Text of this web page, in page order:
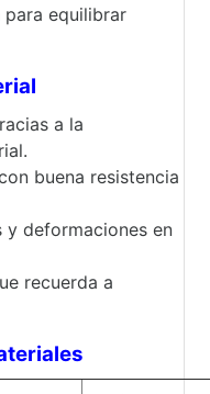
para equilibrar
a la
buena resistencia
y deformaciones en
recuerda a